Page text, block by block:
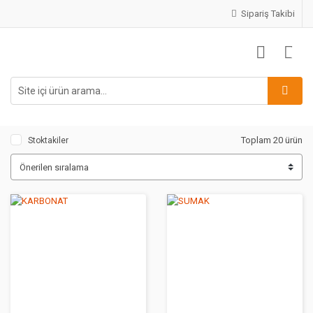
Sipariş Takibi
Stoktakiler Toplam 20 ürün